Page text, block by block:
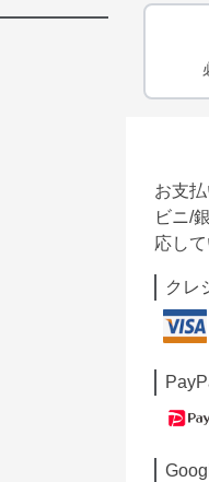
お支
ビニ/
応して
クレ